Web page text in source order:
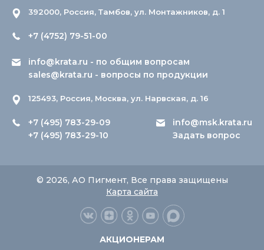
392000, Россия, Тамбов, ул. Монтажников, д. 1
+7 (4752) 79-51-00
info@krata.ru - по общим вопросам
sales@krata.ru - вопросы по продукции
125493, Россия, Москва, ул. Нарвская, д. 16
+7 (495) 783-29-09
+7 (495) 783-29-10
info@msk.krata.ru
Задать вопрос
© 2026, АО Пигмент, Все права защищены
Карта сайта
АКЦИОНЕРАМ